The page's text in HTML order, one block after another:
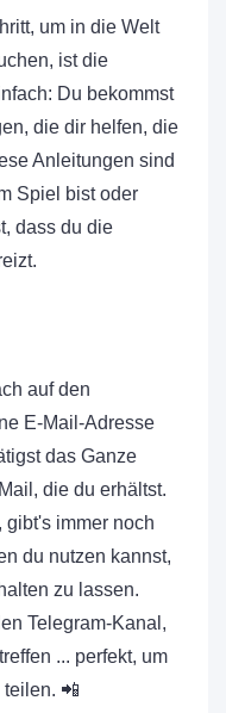
um in die Welt
ist die
Du bekommst
die dir helfen, die
Anleitungen sind
Spiel bist oder
dass du die
auf den
E-Mail-Adresse
das Ganze
die du erhältst.
immer noch
du nutzen kannst,
zu lassen.
Telegram-Kanal,
... perfekt, um
📲